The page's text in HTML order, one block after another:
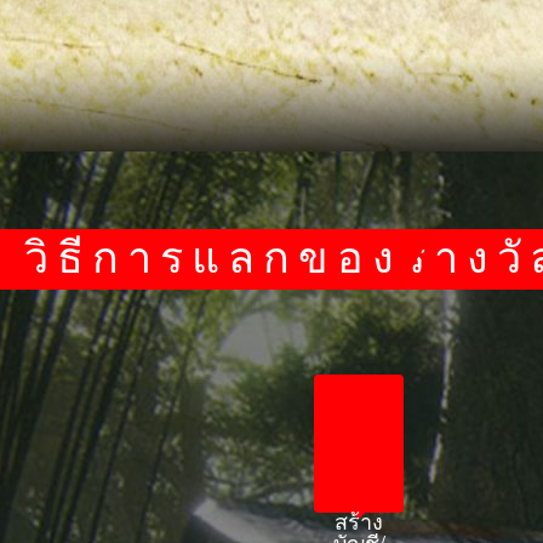
วิธีการแลกของรางวั
สร้าง